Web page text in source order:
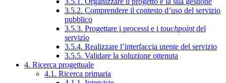
3.5.2. Comprendere il contesto d’uso del servizio
pubblico
3.5.3. Progettare i processi e i touchpointdel
servizio
3.5.4. Realizzare l’interfaccia utente del servizio
3.5.5. Validare la soluzione ottenuta
4. Ricerca progettuale
4.1. Ricerca primaria